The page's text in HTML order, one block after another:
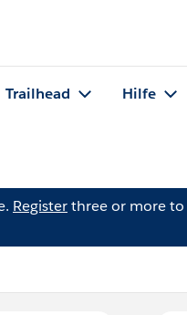
Trailhead Hilfe
Registerthree or more